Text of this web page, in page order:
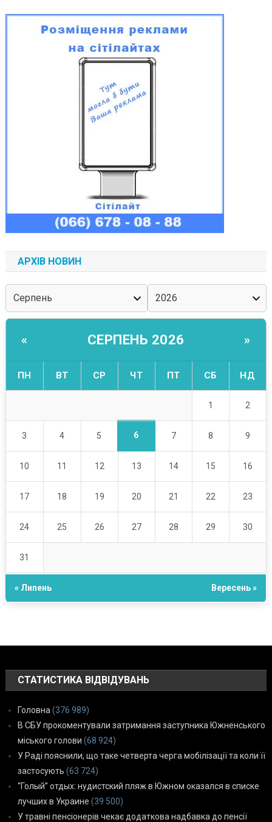
АРХІВ НОВИН
« СЕРПЕНЬ 2026 »
ПН ВТ СР ЧТ ПТ СБ НД
1 2
3 4 5 6 7 8 9
10 11 12 13 14 15 16
17 18 19 20 21 22 23
24 25 26 27 28 29 30
31
« Липень Вересень »
СТАТИСТИКА ВІДВІДУВАНЬ
Головна (376 989)
В СБУ прокоментували затримання заступника Южненського
міського голови (68 924)
У Раді пояснили, що таке четверта черга мобілізації та коли її
застосують (63 724)
“Голый” отдых: нудистский пляж в Южном оказался в списке
лучших в Украине (39 500)
У травні пенсіонерів чекає додаткова надбавка до пенсії